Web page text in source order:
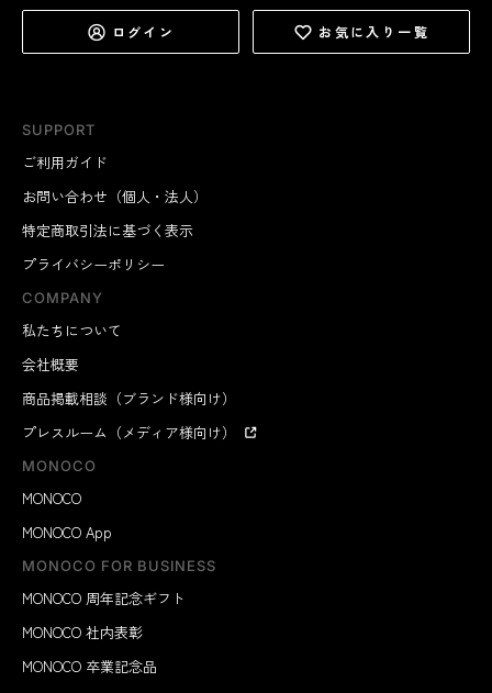
SUPPORT
ご利用ガイド
お問い合わせ（個人・法人）
特定商取引法に基づく表示
プライバシーポリシー
COMPANY
私たちについて
会社概要
商品掲載相談（ブランド様向け）
プレスルーム（メディア様向け）
MONOCO
MONOCO
MONOCO App
MONOCO FOR BUSINESS
MONOCO 周年記念ギフト
MONOCO 社内表彰
MONOCO 卒業記念品
ログイン お気に入り一覧